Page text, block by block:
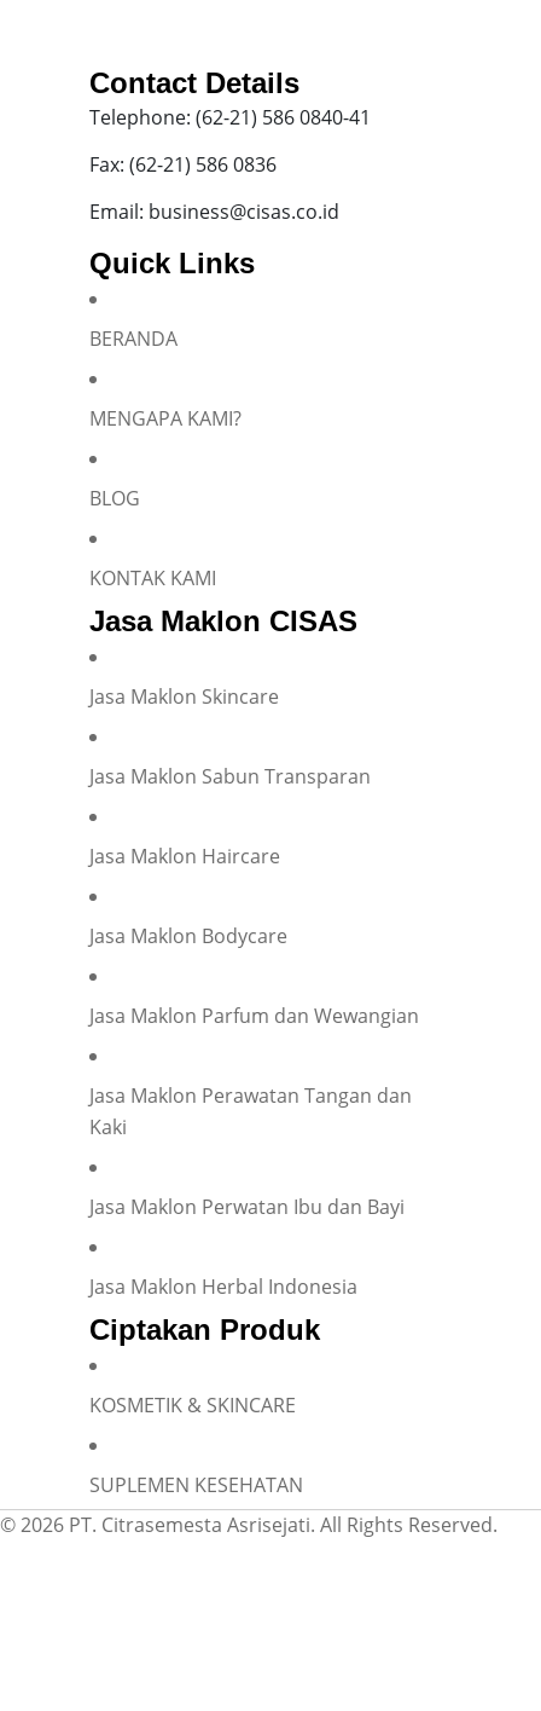
Contact Details
Telephone: (62-21) 586 0840-41
Fax: (62-21) 586 0836
Email: business@cisas.co.id
Quick Links
BERANDA
MENGAPA KAMI?
BLOG
KONTAK KAMI
Jasa Maklon CISAS
Jasa Maklon Skincare
Jasa Maklon Sabun Transparan
Jasa Maklon Haircare
Jasa Maklon Bodycare
Jasa Maklon Parfum dan Wewangian
Jasa Maklon Perawatan Tangan dan
Kaki
Jasa Maklon Perwatan Ibu dan Bayi
Jasa Maklon Herbal Indonesia
Ciptakan Produk
KOSMETIK & SKINCARE
SUPLEMEN KESEHATAN
© 2026 PT. Citrasemesta Asrisejati. All Rights Reserved.